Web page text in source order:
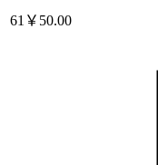
61 ￥50.00